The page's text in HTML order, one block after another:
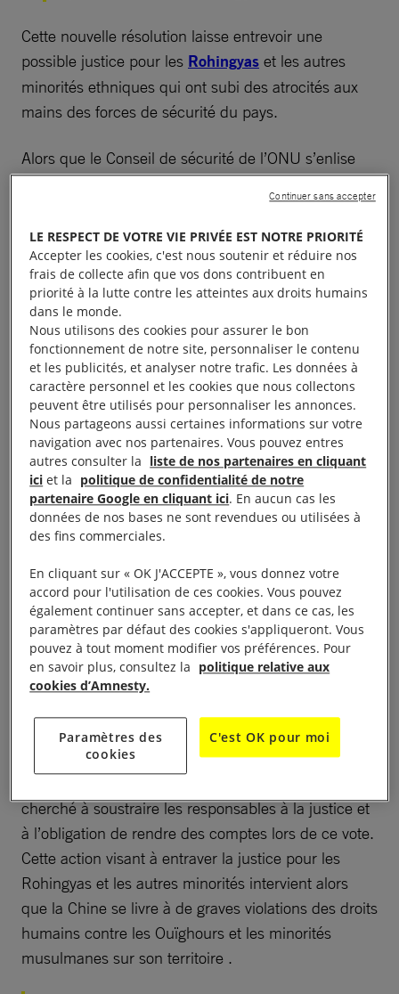
Cette nouvelle résolution laisse entrevoir une
possible justice pour les Rohingyas et les autres
minorités ethniques qui ont subi des atrocités aux
mains des forces de sécurité du pays.
Alors que le Conseil de sécurité de l’ONU s’enlise
dans des considérations politiques, le Conseil des
droits de l’homme relève le défi d’ouvrir la voie à la
justice.
Il adresse un message clair de solidarité à toutes les
victimes, ainsi qu’un avertissement ferme aux
militaires birmans : leurs crimes ne resteront pas
impunis.
Le nouveau mécanisme mis sur pied sera chargé de
réunir et de préserver des preuves, et de préparer
des dossiers en vue de poursuites judiciaires contre
les responsables présumés de crimes parmi les plus
graves relevant du droit international.
Une grande majorité a
voté pour
La volonté de laChine
pour, trois contre et sept abstentions.
cherché à soustraire les responsables à la justice et
à l’obligation de rendre des comptes lors de ce vote.
Cette action visant à entraver la justice pour les
Rohingyas et les autres minorités intervient alors
que la Chine se livre à de graves violations des droits
humains contre les Ouïghours et les minorités
musulmanes sur son territoire .
LE RESPECT DE VOTRE VIE PRIVÉE EST NOTRE PRIORITÉ
Accepter les cookies, c'est nous soutenir et réduire nos
frais de collecte afin que vos dons contribuent en
priorité à la lutte contre les atteintes aux droits humains
dans le monde.
Nous utilisons des cookies pour assurer le bon
fonctionnement de notre site, personnaliser le contenu
et les publicités, et analyser notre trafic. Les données à
caractère personnel et les cookies que nous collectons
peuvent être utilisés pour personnaliser les annonces.
Nous partageons aussi certaines informations sur votre
navigation avec nos partenaires. Vous pouvez entres
autres consulter la liste de nos partenaires en cliquant
ici et la politique de confidentialité de notre
partenaire Google en cliquant ici. En aucun cas les
données de nos bases ne sont revendues ou utilisées à
des fins commerciales.
En cliquant sur « OK J'ACCEPTE », vous donnez votre
accord pour l'utilisation de ces cookies. Vous pouvez
également continuer sans accepter, et dans ce cas, les
paramètres par défaut des cookies s'appliqueront. Vous
pouvez à tout moment modifier vos préférences. Pour
en savoir plus, consultez la politique relative aux
cookies d’Amnesty.
Paramètres des
cookies
C'est OK pour moi
Continuer sans accepter